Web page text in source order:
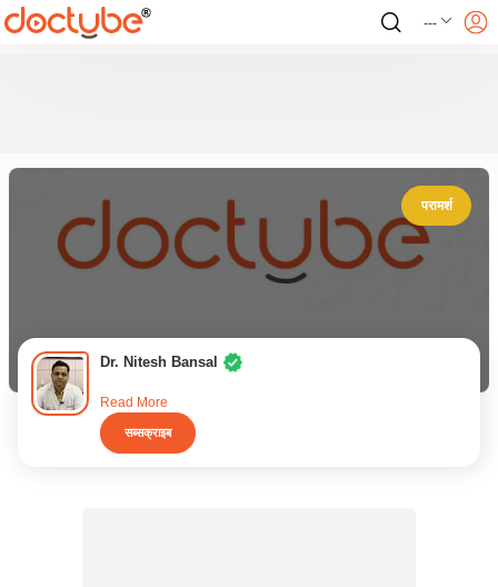
---
परामर्श
Dr. Nitesh Bansal
Read More
सब्सक्राइब